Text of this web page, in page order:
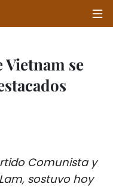
se
Comunista y
sostuvo hoy